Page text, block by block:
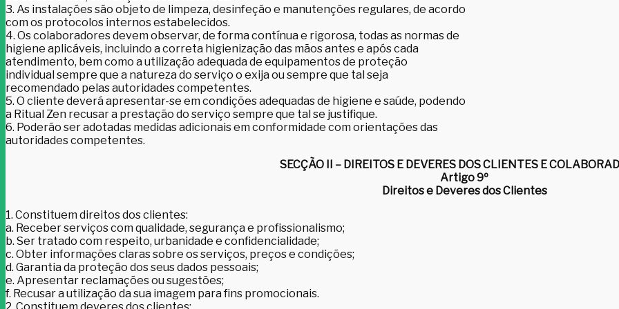
3. As instalações são objeto de limpeza, desinfeção e manutenções regulares, de acordo
com os protocolos internos estabelecidos.
4. Os colaboradores devem observar, de forma contínua e rigorosa, todas as normas de
higiene aplicáveis, incluindo a correta higienização das mãos antes e após cada
atendimento, bem como a utilização adequada de equipamentos de proteção
individual sempre que a natureza do serviço o exija ou sempre que tal seja
recomendado pelas autoridades competentes.
5. O cliente deverá apresentar-se em condições adequadas de higiene e saúde, podendo
a Ritual Zen recusar a prestação do serviço sempre que tal se justifique.
6. Poderão ser adotadas medidas adicionais em conformidade com orientações das
autoridades competentes.
SECÇÃO II – DIREITOS E DEVERES DOS CLIENTES E
Artigo 9º
Direitos e Deveres dos Clientes
1. Constituem direitos dos clientes:
a. Receber serviços com qualidade, segurança e profissionalismo;
b. Ser tratado com respeito, urbanidade e confidencialidade;
c. Obter informações claras sobre os serviços, preços e condições;
d. Garantia da proteção dos seus dados pessoais;
e. Apresentar reclamações ou sugestões;
f. Recusar a utilização da sua imagem para fins promocionais.
2. Constituem deveres dos clientes: